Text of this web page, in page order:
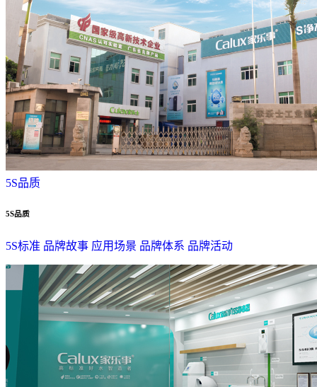
5S品质
5S品质
5S标准 品牌故事 应用场景 品牌体系 品牌活动